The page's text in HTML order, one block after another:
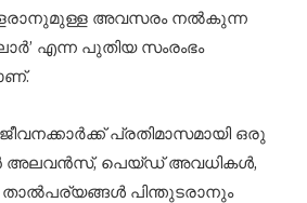
അവസരം നൽകുന്ന
എന്ന പുതിയ സംരംഭം
പ്രതിമാസമായി ഒരു
പെയ്ഡ് അവധികൾ,
പിന്തുടരാനും